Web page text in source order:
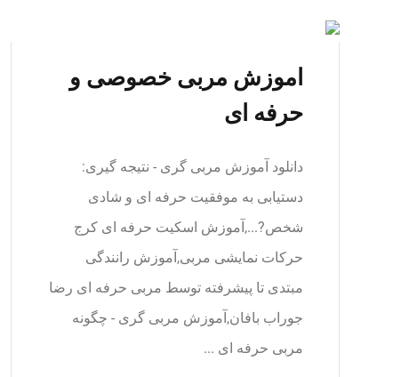
اموزش مربی خصوصی و
حرفه ای
دانلود آموزش مربی گری - نتیجه گیری:
دستیابی به موفقیت حرفه ای و شادی
شخص?...,آموزش اسکیت حرفه ای کرج
حرکات نمایشی مربی,آموزش رانندگی
مبتدی تا پیشرفته توسط مربی حرفه ای رضا
جوراب بافان,آموزش مربی گری - چگونه
مربی حرفه ای ...